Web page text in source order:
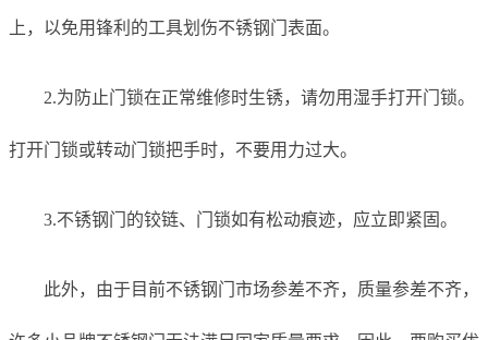
上，以免用锋利的工具划伤不锈钢门表面。
2.为防止门锁在正常维修时生锈，请勿用湿手打开门锁。
打开门锁或转动门锁把手时，不要用力过大。
3.不锈钢门的铰链、门锁如有松动痕迹，应立即紧固。
此外，由于目前不锈钢门市场参差不齐，质量参差不齐，